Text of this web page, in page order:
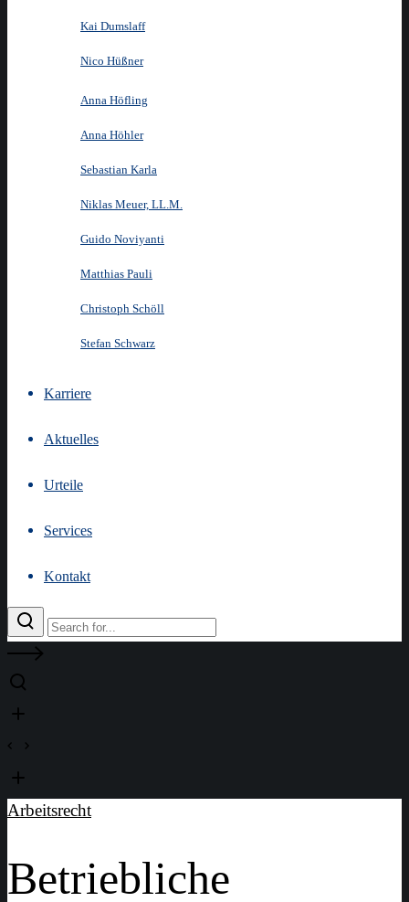
Kai Dumslaff
Nico Hüßner
Anna Höfling
Anna Höhler
Sebastian Karla
Niklas Meuer, LL.M.
Guido Noviyanti
Matthias Pauli
Christoph Schöll
Stefan Schwarz
Karriere
Aktuelles
Urteile
Services
Kontakt
Arbeitsrecht
Betriebliche